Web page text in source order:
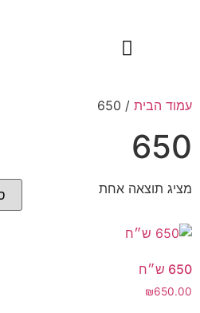
עמוד הבית / 650
650
מציג תוצאה אחת
650 ש״ח
₪650.00